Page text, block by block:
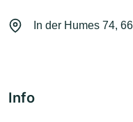
In der Humes 74,
Info